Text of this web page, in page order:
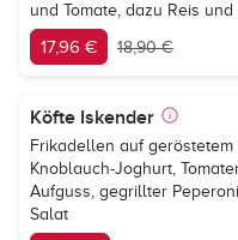
und Tomate, dazu Reis und
17,96 € 18,90 €
Köfte Iskender
Frikadellen auf
Knoblauch-Joghurt,
Aufguss, gegrillter
Salat